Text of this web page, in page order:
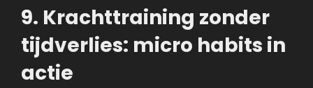
9. Krachttraining zonder
tijdverlies: micro habits in
actie